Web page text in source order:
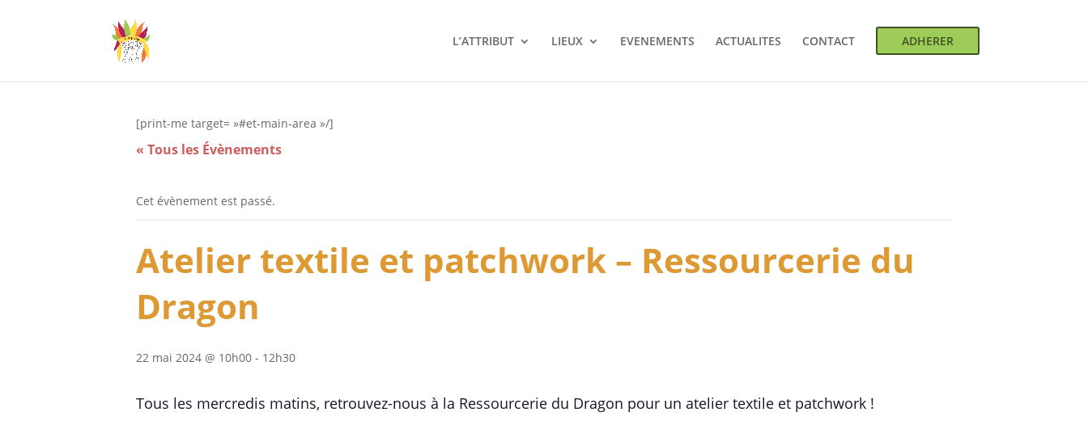
L’ATTRIBUT LIEUX EVENEMENTS ACTUALITES CONTACT ADHERER
[print-me target= »#et-main-area »/]
« Tous les Évènements
Cet évènement est passé.
Atelier textile et patchwork – Ressourcerie du
Dragon
22 mai 2024 @ 10h00 - 12h30
Tous les mercredis matins, retrouvez-nous à la Ressourcerie du Dragon pour un atelier textile et patchwork !